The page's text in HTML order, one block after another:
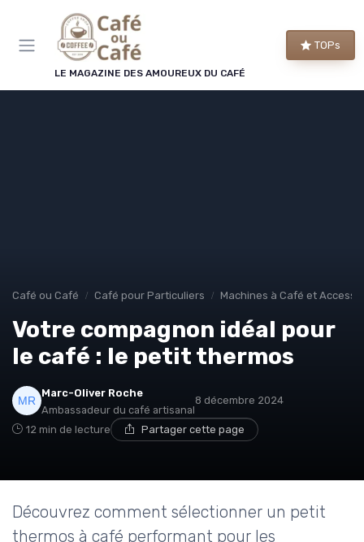
LE MAGAZINE DES AMOUREUX DU CAFÉ
TOPs
Café ou Café Café pour Particuliers Machines à Café et
Votre compagnon idéal pour
le café : le petit thermos
Marc-Oliver Roche
Ambassadeur du café artisanal
8 décembre 2024
12 min de lecture Partager cette page
Découvrez comment sélectionner un petit
thermos à café performant pour les
Panneau de gestion des cookies